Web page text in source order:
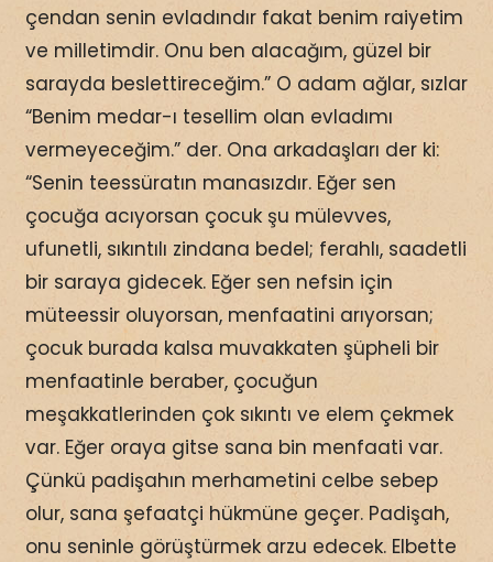
çendan senin evladındır fakat benim raiyetim
ve milletimdir. Onu ben alacağım, güzel bir
sarayda beslettireceğim.” O adam ağlar, sızlar
“Benim medar-ı tesellim olan evladımı
vermeyeceğim.” der. Ona arkadaşları der ki:
“Senin teessüratın manasızdır. Eğer sen
çocuğa acıyorsan çocuk şu mülevves,
ufunetli, sıkıntılı zindana bedel; ferahlı, saadetli
bir saraya gidecek. Eğer sen nefsin için
müteessir oluyorsan, menfaatini arıyorsan;
çocuk burada kalsa muvakkaten şüpheli bir
menfaatinle beraber, çocuğun
meşakkatlerinden çok sıkıntı ve elem çekmek
var. Eğer oraya gitse sana bin menfaati var.
Çünkü padişahın merhametini celbe sebep
olur, sana şefaatçi hükmüne geçer. Padişah,
onu seninle görüştürmek arzu edecek. Elbette